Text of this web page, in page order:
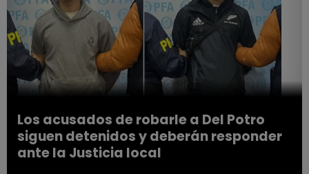
Los acusados de robarle a Del Potro
siguen detenidos y deberán responder
ante la Justicia local